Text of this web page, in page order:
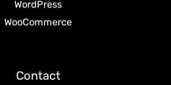
WordPress
WooCommerce
Contact